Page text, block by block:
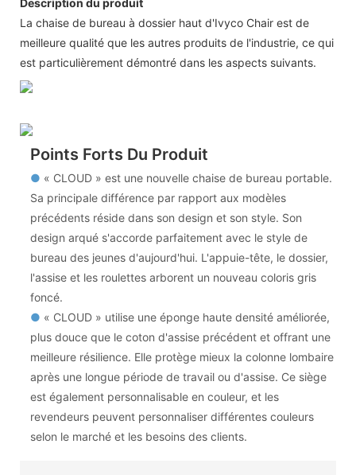
La chaise de bureau à dossier haut d'Ivyco Chair est de
meilleure qualité que les autres produits de l'industrie, ce qui
est particulièrement démontré dans les aspects suivants.
Points Forts Du Produit
● « CLOUD » est une nouvelle chaise de bureau portable.
Sa principale différence par rapport aux modèles
précédents réside dans son design et son style. Son
design arqué s'accorde parfaitement avec le style de
bureau des jeunes d'aujourd'hui. L'appuie-tête, le dossier,
l'assise et les roulettes arborent un nouveau coloris gris
foncé.
● « CLOUD » utilise une éponge haute densité améliorée,
plus douce que le coton d'assise précédent et offrant une
meilleure résilience. Elle protège mieux la colonne lombaire
après une longue période de travail ou d'assise. Ce siège
est également personnalisable en couleur, et les
revendeurs peuvent personnaliser différentes couleurs
selon le marché et les besoins des clients.